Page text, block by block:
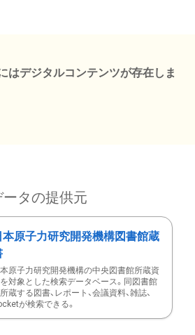
はデジタルコンテンツが存在しま
ータの提供元
本原子力研究開発機構図書館蔵
原子力研究開発機構の中央図書館所蔵資
対象とした検索データベース。同図書館
蔵する図書、レポート、会議資料、雑誌、
が検索できる。